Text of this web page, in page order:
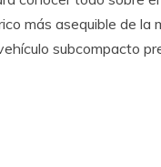
más asequible de la
subcompacto